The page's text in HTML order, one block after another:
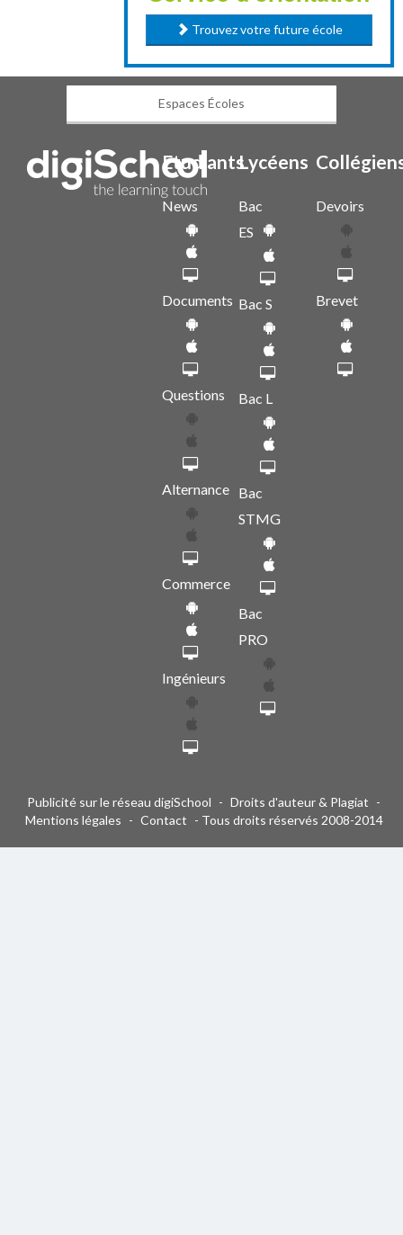
Trouvez votre future école
Espaces Écoles
Etudiants
News
Documents
Questions
Alternance
Commerce
Ingénieurs
Lycéens
Bac
ES
Bac S
Bac L
Bac
STMG
Bac
PRO
Devoirs
Brevet
Publicité sur le réseau digiSchool - Droits d'auteur & Plagiat -
Mentions légales - Contact - Tous droits réservés 2008-2014